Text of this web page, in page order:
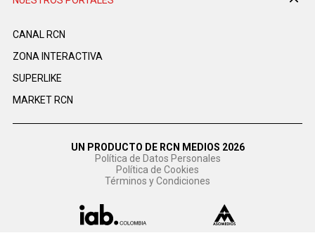
CANAL RCN
ZONA INTERACTIVA
SUPERLIKE
MARKET RCN
UN PRODUCTO DE RCN MEDIOS 2026
Política de Datos Personales
Política de Cookies
Términos y Condiciones